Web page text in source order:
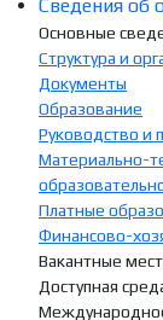
Сведения об
Основные
Структура и
Документы
Образование
Руководство и
Материально-
Платные
Финансово-
Вакантные
Доступная